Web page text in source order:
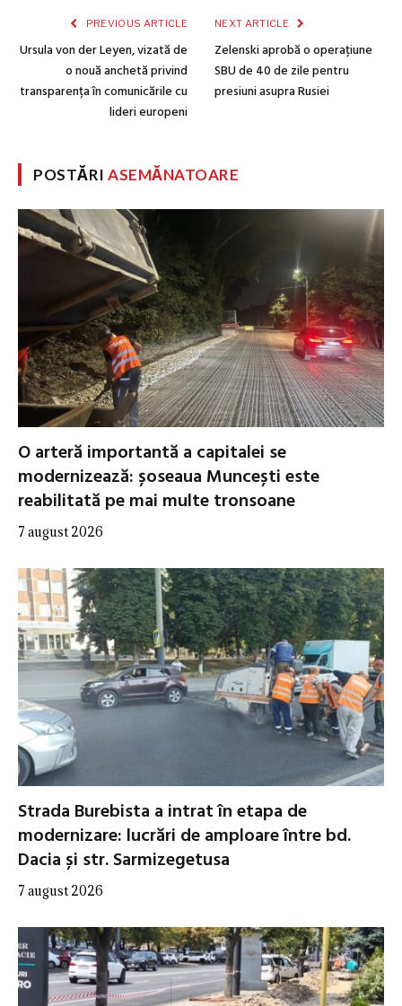
PREVIOUS ARTICLE
Ursula von der Leyen, vizată de
o nouă anchetă privind
transparența în comunicările cu
lideri europeni
NEXT ARTICLE
Zelenski aprobă o operațiune
SBU de 40 de zile pentru
presiuni asupra Rusiei
POSTĂRIASEMĂNATOARE
O arteră importantă a capitalei se
modernizează: șoseaua Muncești este
reabilitată pe mai multe tronsoane
7 august 2026
Strada Burebista a intrat în etapa de
modernizare: lucrări de amploare între bd.
Dacia și str. Sarmizegetusa
7 august 2026